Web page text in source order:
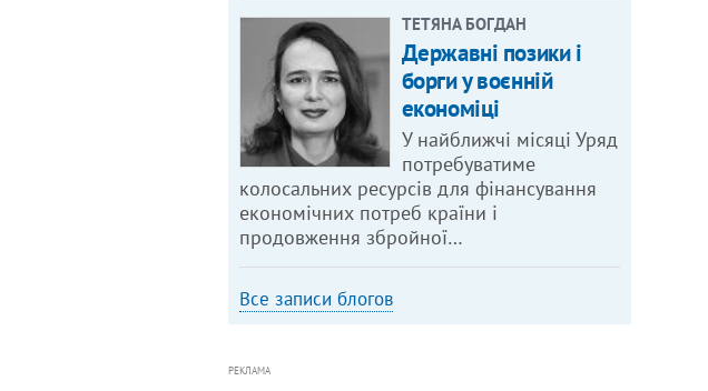
ТЕТЯНА БОГДАН
Державні позики і
борги у воєнній
економіці
У найближчі місяці Уряд
потребуватиме
колосальних ресурсів для фінансування
економічних потреб країни і
продовження збройної…
Все записи блогов
РЕКЛАМА